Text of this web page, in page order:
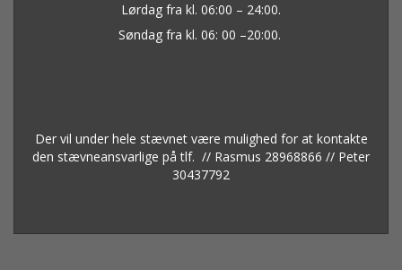
Lørdag fra kl. 06:00 – 24:00.
Søndag fra kl. 06: 00 –20:00.
Der vil under hele stævnet være mulighed for at kontakte
den stævneansvarlige på tlf. // Rasmus 28968866 // Peter
30437792